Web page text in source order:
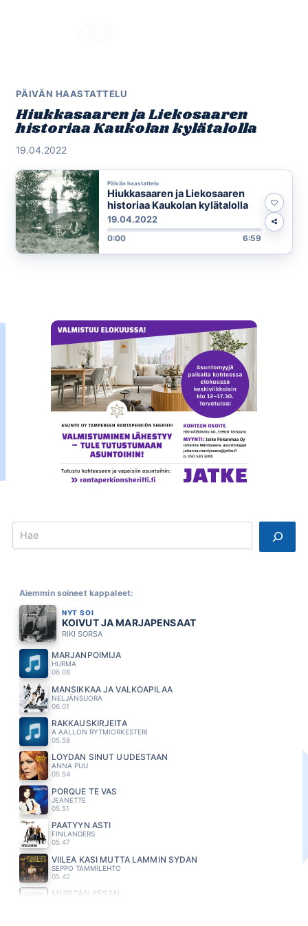
PÄIVÄN HAASTATTELU
Hiukkasaaren ja Liekosaaren
historiaa Kaukolan kylätalolla
19.04.2022
Päivän haastattelu
Hiukkasaaren ja Liekosaaren
historiaa Kaukolan kylätalolla
19.04.2022
0:00 6:59
Search
Aiemmin soineet kappaleet:
NYT SOI
KOIVUT JA MARJAPENSAAT
RIKI SORSA
MARJANPOIMIJA
HURMA
06.08
MANSIKKAA JA VALKOAPILAA
NELJÄNSUORA
06.01
RAKKAUSKIRJEITA
A AALLON RYTMIORKESTERI
05.58
LÖYDÄN SINUT UUDESTAAN
ANNA PUU
05.54
PORQUE TE VAS
JEANETTE
05.51
PÄÄTYYN ASTI
FINLANDERS
05.47
VIILEÄ KÄSI MUTTA LÄMMIN SYDÄN
SEPPO TAMMILEHTO
05.42
MUISTAN KESÄN